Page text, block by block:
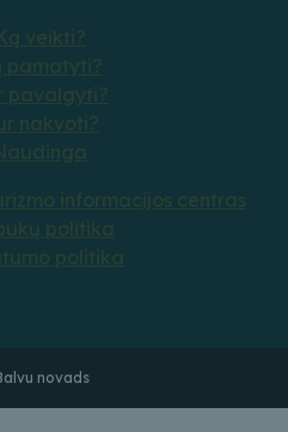
Ką veikti?
pamatyti?
pavalgyti?
nakvoti?
Naudinga
informacijos centras
politika
politika
novads